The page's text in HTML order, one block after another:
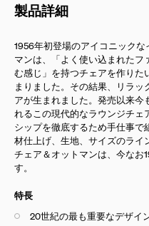
製品詳細
1956年初登場のアイコニック
マンは、「よく使い込まれたフ
む感じ」を持つチェアを作りた
まりました。その結果、リラ
アが生まれました。発売以来今
れるこの現代的なラウンジチェ
シップを徹底するため手仕事で
材仕上げ、生地、サイズのライ
チェア＆オットマンは、今なお
す。
特長
20世紀の最も重要なデザイ